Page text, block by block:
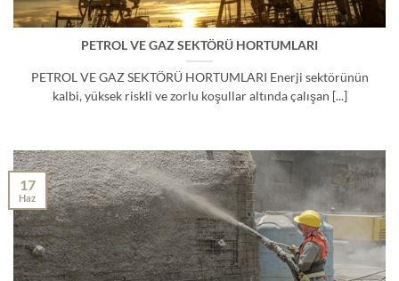
PETROL VE GAZ SEKTÖRÜ HORTUMLARI
PETROL VE GAZ SEKTÖRÜ HORTUMLARI Enerji sektörünün
kalbi, yüksek riskli ve zorlu koşullar altında çalışan [...]
17
Haz